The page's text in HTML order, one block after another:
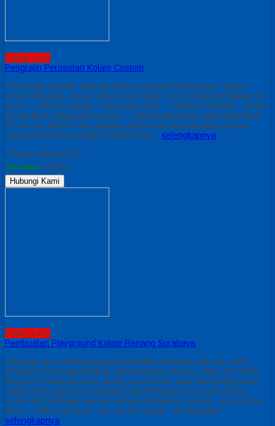
Paling Laris
Pengrajin Perosotan Kolam Costom
Perosotan sendok atau perosotan costom Bahan kuat, ringan,
tahan terhadap cuaca panas atau hujan. Cocok Buat permainan di
area : – kolam renang – Taman bermain – Halaman Rumah – Untuk
pembuatan playground taman – Untuk pembuatan waterplay lebar
50 -60 cm Tebal 4 mm panjang perosotan bisa request sesuai
selera. Menerima segala request dari… selengkapnya
*Harga Hubungi CS
Tersedia / PRSC
Hubungi Kami
Paling Laris
Pembuatan Playground Kolam Renang Surabaya
bingung cari wahana playground kolam renang? yuk sini, kami
produsen berbagai fasilitas wahan kolam renang, untuk info lebih
lanjut bisa hubungi kami. playground kolam atau waterplayground
material dari pipa besi galvanis dan fiberglass luas area 8×5 m
terdiri dari berbagai macam wahan permainan seperti – perosotan
lurus – ember tumpah – perosotan spiral – terowongan…
selengkapnya